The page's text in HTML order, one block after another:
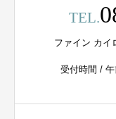
TEL.
ファイン カイ
受付時間 /